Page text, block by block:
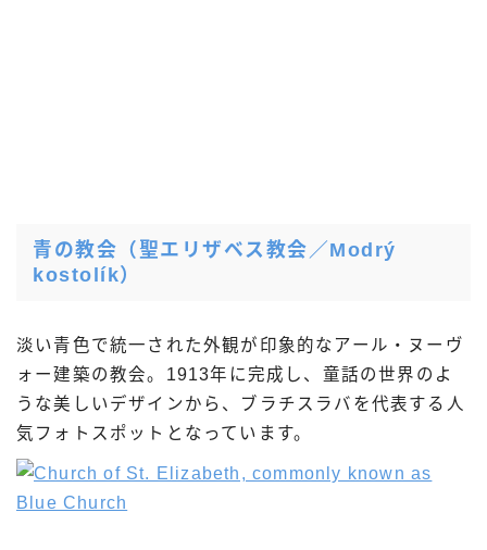
青の教会（聖エリザベス教会／Modrý
kostolík）
淡い青色で統一された外観が印象的なアール・ヌーヴ
ォー建築の教会。1913年に完成し、童話の世界のよ
うな美しいデザインから、ブラチスラバを代表する人
気フォトスポットとなっています。